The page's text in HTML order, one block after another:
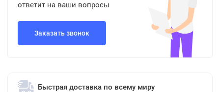
ответит на ваши вопросы
Заказать звонок
Быстрая доставка по всему миру